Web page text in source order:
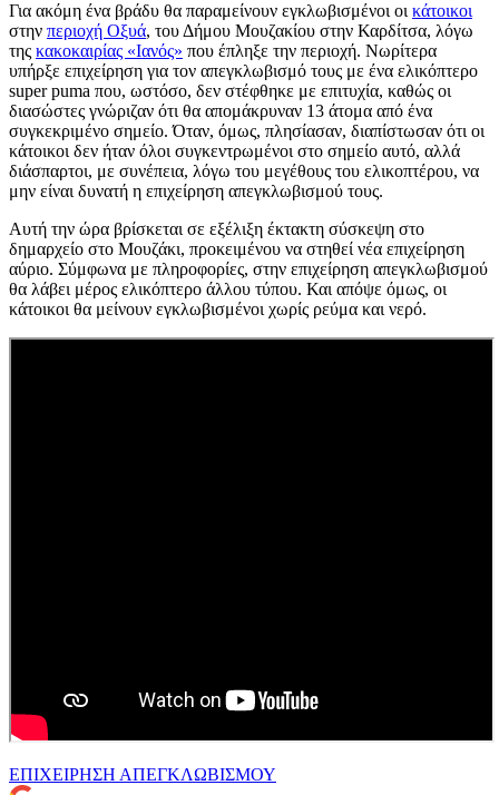
Για ακόμη ένα βράδυ θα παραμείνουν εγκλωβισμένοι οι κάτοικοι
στην περιοχή Οξυά, του Δήμου Μουζακίου στην Καρδίτσα, λόγω
της κακοκαιρίας «Ιανός» που έπληξε την περιοχή. Νωρίτερα
υπήρξε επιχείρηση για τον απεγκλωβισμό τους με ένα ελικόπτερο
super puma που, ωστόσο, δεν στέφθηκε με επιτυχία, καθώς οι
διασώστες γνώριζαν ότι θα απομάκρυναν 13 άτομα από ένα
συγκεκριμένο σημείο. Όταν, όμως, πλησίασαν, διαπίστωσαν ότι οι
κάτοικοι δεν ήταν όλοι συγκεντρωμένοι στο σημείο αυτό, αλλά
διάσπαρτοι, με συνέπεια, λόγω του μεγέθους του ελικοπτέρου, να
μην είναι δυνατή η επιχείρηση απεγκλωβισμού τους.
Αυτή την ώρα βρίσκεται σε εξέλιξη έκτακτη σύσκεψη στο
δημαρχείο στο Μουζάκι, προκειμένου να στηθεί νέα επιχείρηση
αύριο. Σύμφωνα με πληροφορίες, στην επιχείρηση απεγκλωβισμού
θα λάβει μέρος ελικόπτερο άλλου τύπου. Και απόψε όμως, οι
κάτοικοι θα μείνουν εγκλωβισμένοι χωρίς ρεύμα και νερό.
ΕΠΙΧΕΙΡΗΣΗ ΑΠΕΓΚΛΩΒΙΣΜΟΥ